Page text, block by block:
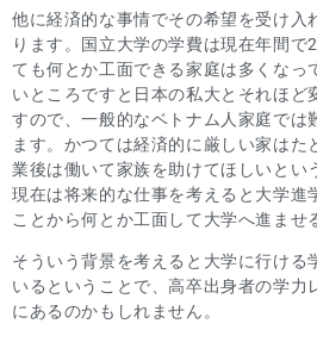
他に経済的な事情でその希望を受け入
ります。国立大学の学費は現在年間で
ても何とか工面できる家庭は多くなっ
いところですと日本の私大とそれほど
すので、一般的なベトナム人家庭では
ます。かつては経済的に厳しい家はた
業後は働いて家族を助けてほしいとい
現在は将来的な仕事を考えると大学進
ことから何とか工面して大学へ進ませ
そういう背景を考えると大学に行ける
いるということで、高卒出身者の学力
にあるのかもしれません。